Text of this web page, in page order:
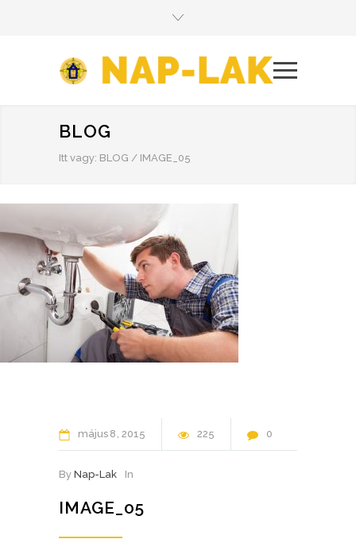
BLOG
Itt vagy: BLOG / IMAGE_05
május 8 2015 225 0
By Nap-Lak In
IMAGE_05